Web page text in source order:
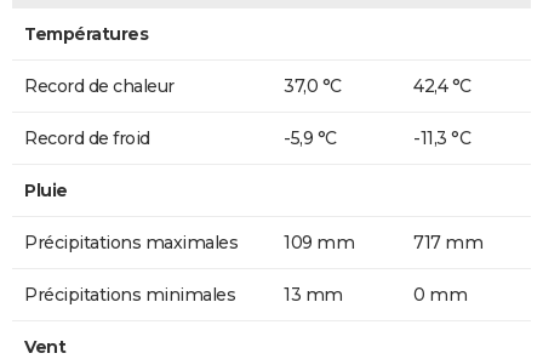
Températures
Record de chaleur 37,0 °C 42,4 °C
Record de froid -5,9 °C -11,3 °C
Pluie
Précipitations maximales 109 mm 717 mm
Précipitations minimales 13 mm 0 mm
Vent